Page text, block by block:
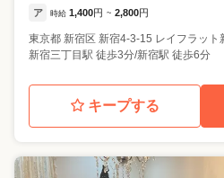
ア 時給 1,400円 ~ 2,800円
東京都 新宿区 新宿4-3-15 レイフラット
新宿三丁目駅 徒歩3分/新宿駅 徒歩6分
キープする